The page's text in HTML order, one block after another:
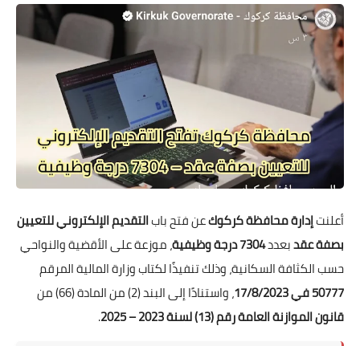
أعلنتإدارة محافظة كركوكعن فتح بابالتقديم الإلكتروني للتعيين
بصفة عقدبعدد7304 درجة وظيفية
، موزعة على الأقضية والنواحي
حسب الكثافة السكانية، وذلك تنفيذًا لكتاب وزارة المالية المرقم
50777 في 17/8/2023
، واستنادًا إلى البند (2) من المادة (66) من
قانون الموازنة العامة رقم (13) لسنة 2023 – 2025
.